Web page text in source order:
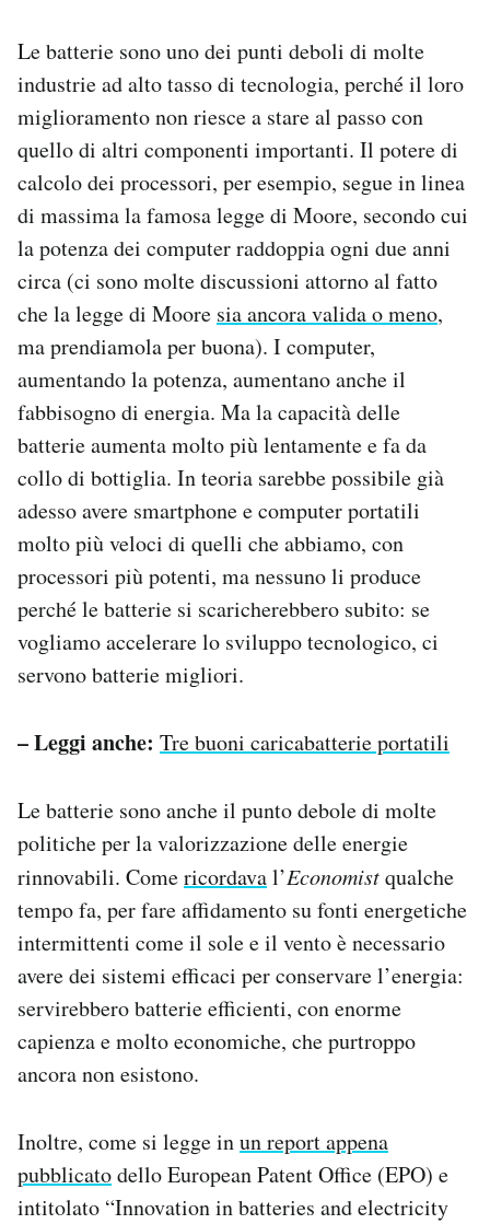
Le batterie sono uno dei punti deboli di molte
industrie ad alto tasso di tecnologia, perché il loro
miglioramento non riesce a stare al passo con
quello di altri componenti importanti. Il potere di
calcolo dei processori, per esempio, segue in linea
di massima la famosa legge di Moore, secondo cui
la potenza dei computer raddoppia ogni due anni
circa (ci sono molte discussioni attorno al fatto
che la legge di Moore sia ancora valida o meno,
ma prendiamola per buona). I computer,
aumentando la potenza, aumentano anche il
fabbisogno di energia. Ma la capacità delle
batterie aumenta molto più lentamente e fa da
collo di bottiglia. In teoria sarebbe possibile già
adesso avere smartphone e computer portatili
molto più veloci di quelli che abbiamo, con
processori più potenti, ma nessuno li produce
perché le batterie si scaricherebbero subito: se
vogliamo accelerare lo sviluppo tecnologico, ci
servono batterie migliori.
– Leggi anche: Tre buoni caricabatterie portatili
Le batterie sono anche il punto debole di molte
politiche per la valorizzazione delle energie
rinnovabili. Comericordaval’Economistqualche
tempo fa, per fare affidamento su fonti energetiche
intermittenti come il sole e il vento è necessario
avere dei sistemi efficaci per conservare l’energia:
servirebbero batterie efficienti, con enorme
capienza e molto economiche, che purtroppo
ancora non esistono.
Inoltre, come si legge inun report appena
pubblicatodello European Patent Office (EPO) e
intitolato “Innovation in batteries and electricity